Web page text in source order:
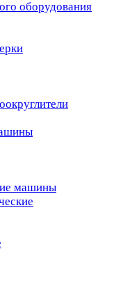
оборудования
машины